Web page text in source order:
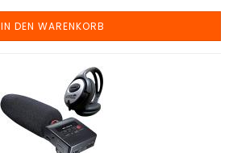
IN DEN WARENKORB